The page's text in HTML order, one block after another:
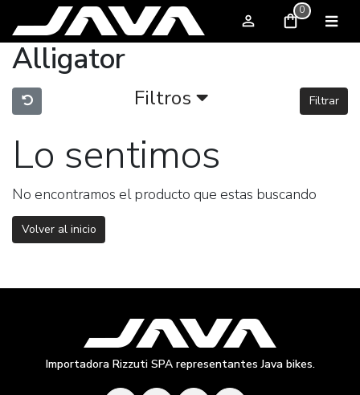
0
Alligator
Filtros Filtrar
Lo sentimos
No encontramos el producto que estas buscando
Volver al inicio
Importadora Rizzuti SPA representantes Java bikes.